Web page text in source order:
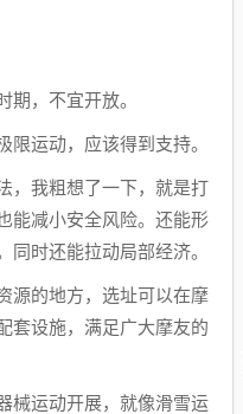
期，不宜开放。
运动，应该得到支持。
，我粗想了一下，就是打
能减小安全风险。还能形
同时还能拉动局部经济。
源的地方，选址可以在摩
套设施，满足广大摩友的
械运动开展，就像滑雪运